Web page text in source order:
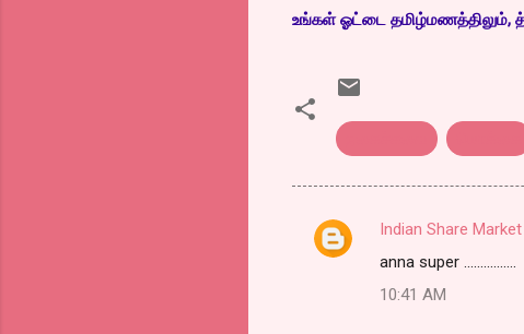
உங்கள் ஓட்டை தமிழ்மணத்திலும்,
C
Indian Share Market
anna super ................
10:41 AM